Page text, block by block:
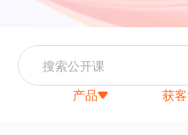
产品 获客